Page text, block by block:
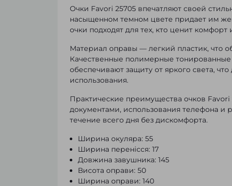
Очки Favori 25705 впечатляют своей
насыщенном темном цвете придает им
очки подходят для тех, кто ценит
Материал оправы — легкий пластик, что
Качественные полимерные
обеспечивают защиту от яркого света,
использования.
Практические преимущества очков Favori
документами, использования телефона и
течение всего дня без дискомфорта.
Ширина окуляра: 55
Ширина перенісся: 17
Довжина завушника: 145
Висота оправи: 50
Ширина оправи: 140